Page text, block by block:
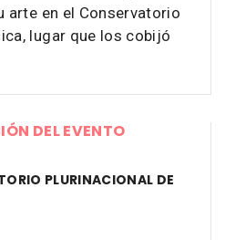
arte en el Conservatorio
lugar que los cobijó
DEL EVENTO
PLURINACIONAL DE